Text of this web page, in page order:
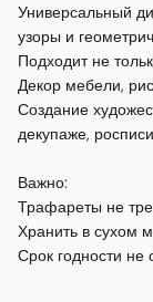
Универсальный
узоры и
Подходит не
Декор мебели,
Создание
декупаже, росписи
Важно:
Трафареты не
Хранить в сухом
Срок годности не